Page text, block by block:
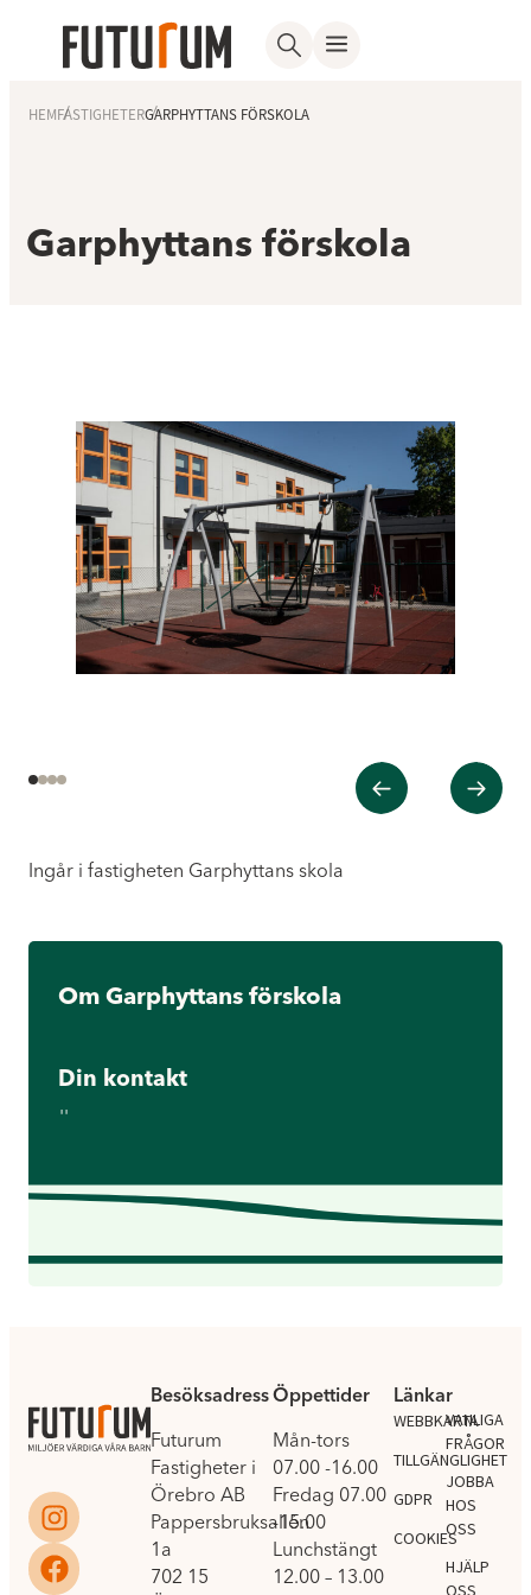
HEMFASTIGHETERGARPHYTTANS FÖRSKOLA
Garphyttans förskola
Tidigare Nästa
1234
Ingår i fastigheten Garphyttans skola
Om Garphyttans förskola
Din kontakt
''
Besöksadress
Futurum
Fastigheter i
Örebro AB
Pappersbruksallén
1a
702 15
Öppettider
Mån-tors
07.00 -16.00
Fredag 07.00
-15.00
Lunchstängt
12.00 – 13.00
Länkar
WEBBKARTA
TILLGÄNGLIGHET
GDPR
COOKIES
.
VANLIGA
FRÅGOR
JOBBA
HOS
OSS
HJÄLP
OSS